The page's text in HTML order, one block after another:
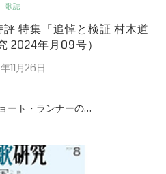
歌誌
特集「追悼と検証 村木道
2024年月09号）
11月26日
ート・ランナーの…